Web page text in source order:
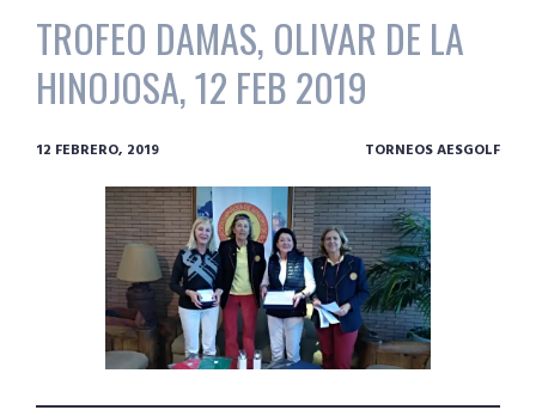
TROFEO DAMAS, OLIVAR DE LA
HINOJOSA, 12 FEB 2019
12 FEBRERO, 2019 TORNEOS AESGOLF